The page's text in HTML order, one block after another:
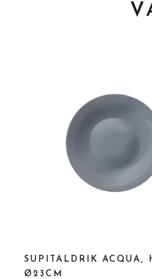
SUPITALDRIK ACQUA,
Ø23CM